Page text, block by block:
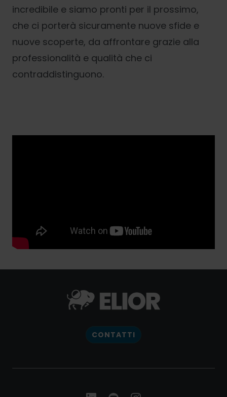
incredibile e siamo pronti per il prossimo,
che ci porterà sicuramente nuove sfide e
nuove scoperte, da affrontare grazie alla
professionalità e qualità che ci
contraddistinguono.
CONTATTI